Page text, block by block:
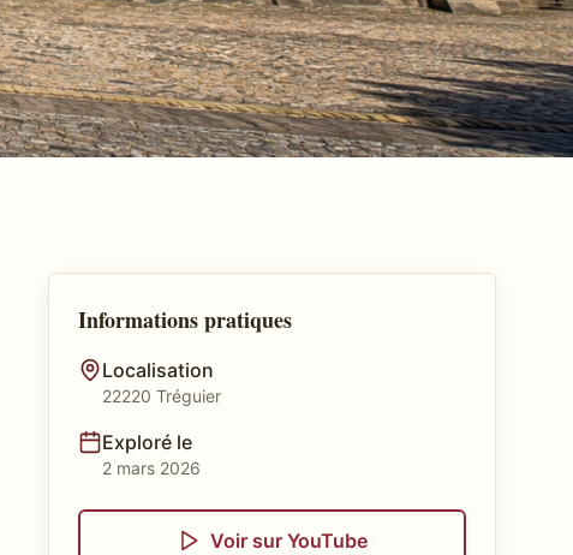
Informations pratiques
Localisation
22220 Tréguier
Exploré le
2 mars 2026
Voir sur YouTube